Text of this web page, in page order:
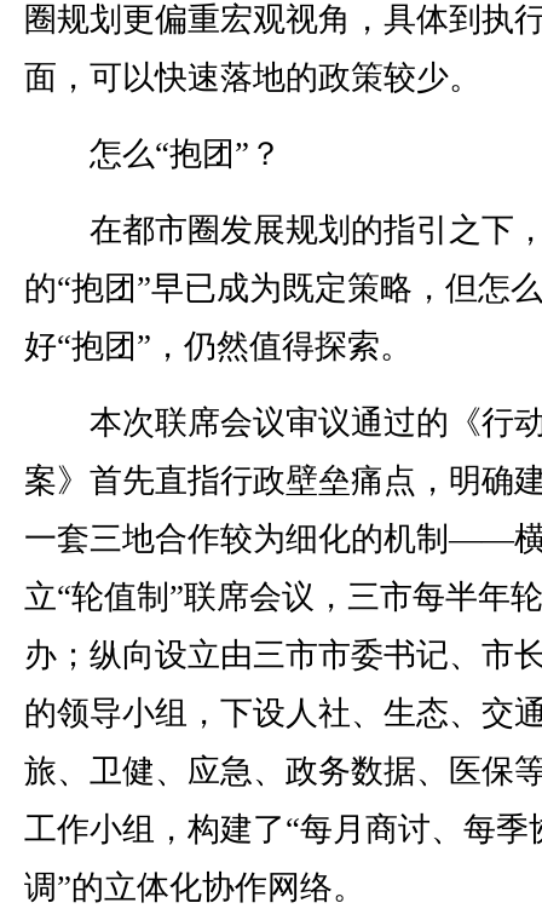
圈规划更偏重宏观视角，具体到执
面，可以快速落地的政策较少。
怎么“抱团”？
在都市圈发展规划的指引之下
的“抱团”早已成为既定策略，但怎
好“抱团”，仍然值得探索。
本次联席会议审议通过的《行
案》首先直指行政壁垒痛点，明确
一套三地合作较为细化的机制——
立“轮值制”联席会议，三市每半年
办；纵向设立由三市市委书记、市
的领导小组，下设人社、生态、交
旅、卫健、应急、政务数据、医保
工作小组，构建了“每月商讨、每季
调”的立体化协作网络。